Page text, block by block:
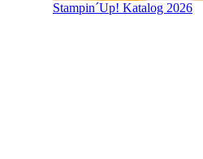
Stampin´Up! Katalog 2026